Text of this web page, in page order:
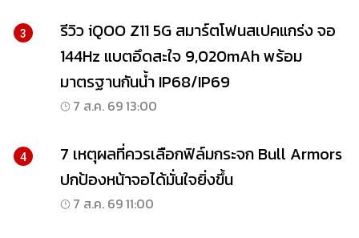
3
รีวิว iQOO Z11 5G สมาร์ตโฟนสเปคแกร่ง จอ
144Hz แบตอึดสะใจ 9,020mAh พร้อม
มาตรฐานกันน้ำ IP68/IP69
7 ส.ค. 69 13:00
4
7 เหตุผลที่ควรเลือกฟิล์มกระจก Bull Armors
ปกป้องหน้าจอได้มั่นใจยิ่งขึ้น
7 ส.ค. 69 11:00